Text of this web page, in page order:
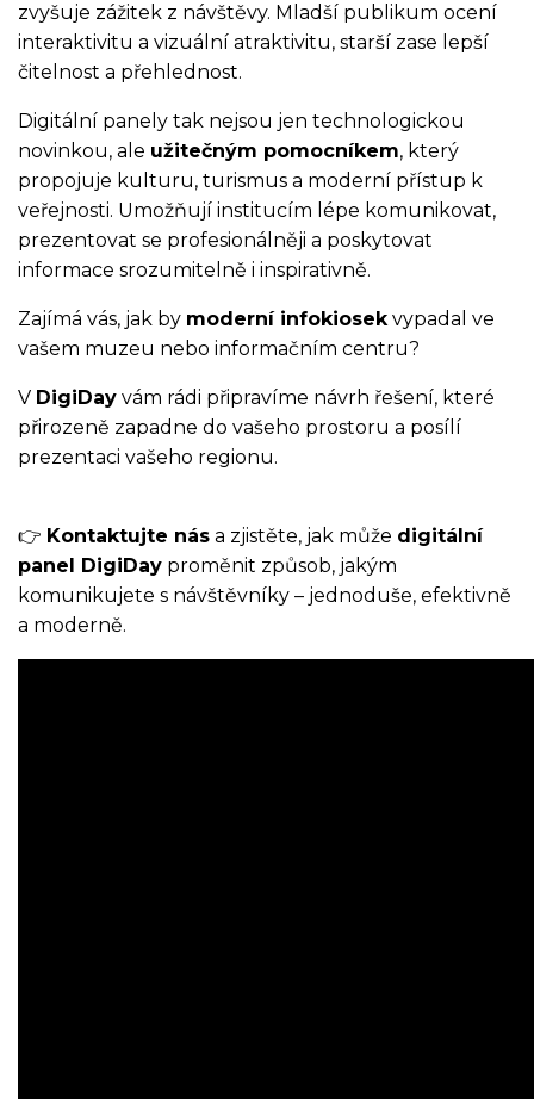
zvyšuje zážitek z návštěvy. Mladší publikum ocení
interaktivitu a vizuální atraktivitu, starší zase lepší
čitelnost a přehlednost.
Digitální panely tak nejsou jen technologickou
novinkou, ale užitečným pomocníkem, který
propojuje kulturu, turismus a moderní přístup k
veřejnosti. Umožňují institucím lépe komunikovat,
prezentovat se profesionálněji a poskytovat
informace srozumitelně i inspirativně.
Zajímá vás, jak by moderní infokiosekvypadal ve
vašem muzeu nebo informačním centru?
V DigiDay vám rádi připravíme návrh řešení, které
přirozeně zapadne do vašeho prostoru a posílí
prezentaci vašeho regionu.
👉 Kontaktujte nás a zjistěte, jak může digitální
panel DigiDay proměnit způsob, jakým
komunikujete s návštěvníky – jednoduše, efektivně
a moderně.